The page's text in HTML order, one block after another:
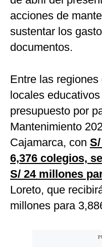
acciones de
sustentar los
documentos.
Entre las
locales
presupuesto por
Mantenimiento
Cajamarca, con
6,376 colegios,
S/ 24 millones
Loreto, que
millones para